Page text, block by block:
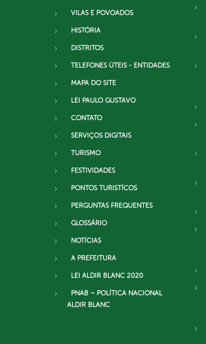
VILAS E POVOADOS
HISTÓRIA
DISTRITOS
TELEFONES ÚTEIS - ENTIDADES
MAPA DO SITE
LEI PAULO GUSTAVO
CONTATO
SERVIÇOS DIGITAIS
TURISMO
FESTIVIDADES
PONTOS TURISTÍCOS
PERGUNTAS FREQUENTES
GLOSSÁRIO
NOTÍCIAS
A PREFEITURA
LEI ALDIR BLANC 2020
PNAB – POLÍTICA NACIONAL
ALDIR BLANC